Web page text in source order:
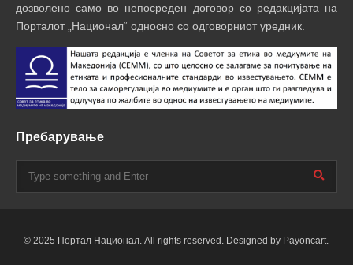
дозволено само во непосреден договор со редакцијата на
Порталот „Национал“ односно со одговорниот уредник.
Пребарување
© 2025 Портал Национал. All rights reserved. Designed by Payoncart.